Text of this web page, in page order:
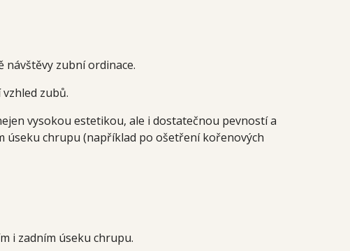
zubní ordinace.
zubů.
vysokou estetikou, ale i dostatečnou pevností a
úseku chrupu (například po ošetření kořenových
i zadním úseku chrupu.